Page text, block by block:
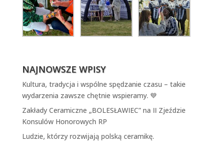
NAJNOWSZE WPISY
Kultura, tradycja i wspólne spędzanie czasu – takie
wydarzenia zawsze chętnie wspieramy. 💙
Zakłady Ceramiczne „BOLESŁAWIEC” na II Zjeździe
Konsulów Honorowych RP
Ludzie, którzy rozwijają polską ceramikę.